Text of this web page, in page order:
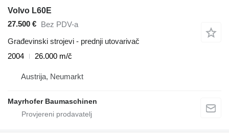
Volvo L60E
27.500 €
Bez PDV-a
Građevinski strojevi - prednji utovarivač
2004
26.000 m/č
Austrija, Neumarkt
Mayrhofer Baumaschinen